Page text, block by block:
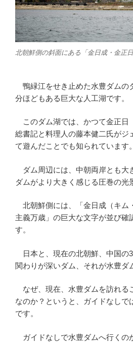
北朝鮮側の斜面にある「金日成・金正
鴨緑江をせき止めた水豊ダムの
分ほどもある巨大な人工湖です。
このダム湖では、かつて金正日
総書記と料理人の藤本健二氏がジ
て遊んだことでも知られています。
ダム周辺には、中朝両岸とも大
ダムがより大きく感じる圧巻の光
北朝鮮側には、「金日成（キム
主義万歳」の巨大な文字が並び確
す。
日本と、現在の北朝鮮、中国の
関わりが深いダム、それが水豊ダ
なぜ、現在、水豊ダムを訪れる
なのか？というと、ガイドなしで
です。
ガイドなしで水豊ダムへ行くの